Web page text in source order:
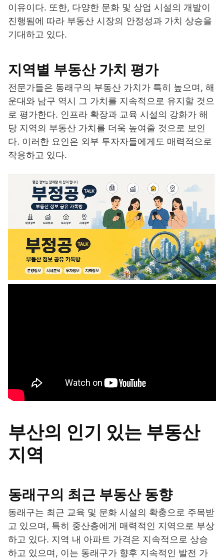
이유이다. 또한, 다양한 문화 및 상업 시설의 개발이
진행됨에 따라 부동산 시장의 안정성과 가치 상승을
기대하고 있다.
지역별 부동산 가치 평가
전문가들은 동래구의 부동산 가치가 특히 높으며, 해
운대와 남구 역시 그 가치를 지속적으로 유지할 것으
로 평가한다. 인프라 확장과 교육 시설의 강화가 해
당 지역의 부동산 가치를 더욱 높여줄 것으로 보인
다. 이러한 요인은 외부 투자자들에게도 매력적으로
작용하고 있다.
부산의 인기 있는 부동산
지역
동래구의 최근 부동산 동향
동래구는 최근 교육 및 문화 시설의 확충으로 주목받
고 있으며, 특히 중산층에게 매력적인 지역으로 부상
하고 있다. 지역 내 아파트 가격은 지속적으로 상승
하고 있으며, 이는 동래구가 향후 지속적인 발전 가